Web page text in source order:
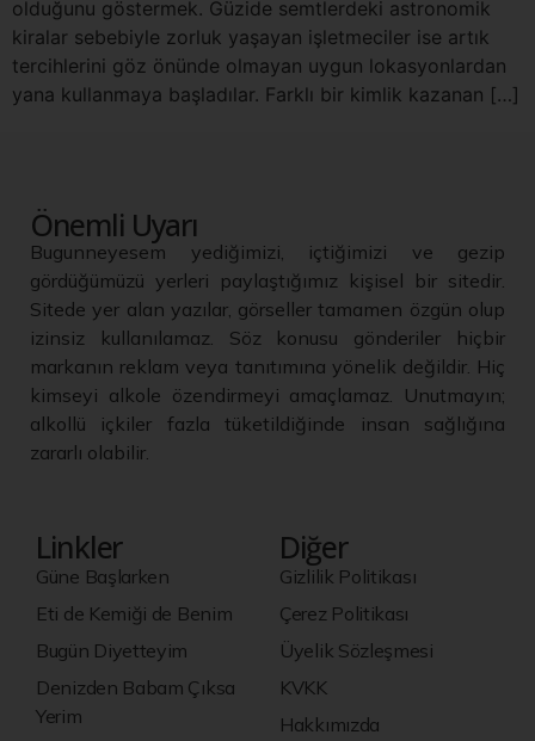
olduğunu göstermek. Güzide semtlerdeki astronomik
kiralar sebebiyle zorluk yaşayan işletmeciler ise artık
tercihlerini göz önünde olmayan uygun lokasyonlardan
yana kullanmaya başladılar. Farklı bir kimlik kazanan […]
Önemli Uyarı
Bugunneyesem yediğimizi, içtiğimizi ve gezip
gördüğümüzü yerleri paylaştığımız kişisel bir sitedir.
Sitede yer alan yazılar, görseller tamamen özgün olup
izinsiz kullanılamaz. Söz konusu gönderiler hiçbir
markanın reklam veya tanıtımına yönelik değildir. Hiç
kimseyi alkole özendirmeyi amaçlamaz. Unutmayın;
alkollü içkiler fazla tüketildiğinde insan sağlığına
zararlı olabilir.
Linkler
Güne Başlarken
Eti de Kemiği de Benim
Bugün Diyetteyim
Denizden Babam Çıksa
Yerim
Diğer
Gizlilik Politikası
Çerez Politikası
Üyelik Sözleşmesi
KVKK
Hakkımızda